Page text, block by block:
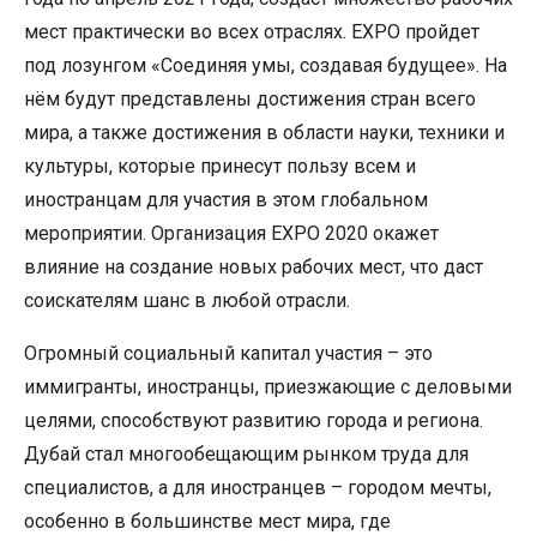
мест практически во всех отраслях. EXPO пройдет
под лозунгом «Соединяя умы, создавая будущее». На
нём будут представлены достижения стран всего
мира, а также достижения в области науки, техники и
культуры, которые принесут пользу всем и
иностранцам для участия в этом глобальном
мероприятии. Организация EXPO 2020 окажет
влияние на создание новых рабочих мест, что даст
соискателям шанс в любой отрасли.
Огромный социальный капитал участия – это
иммигранты, иностранцы, приезжающие с деловыми
целями, способствуют развитию города и региона.
Дубай стал многообещающим рынком труда для
специалистов, а для иностранцев – городом мечты,
особенно в большинстве мест мира, где